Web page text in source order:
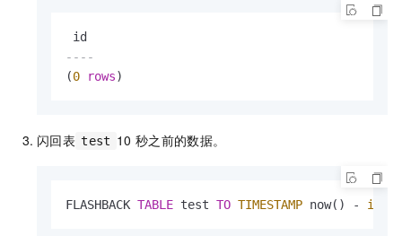
----
(0 rows)
闪回表 test 10 秒之前的数据。
FLASHBACK TABLE test TO TIMESTAMP now() -